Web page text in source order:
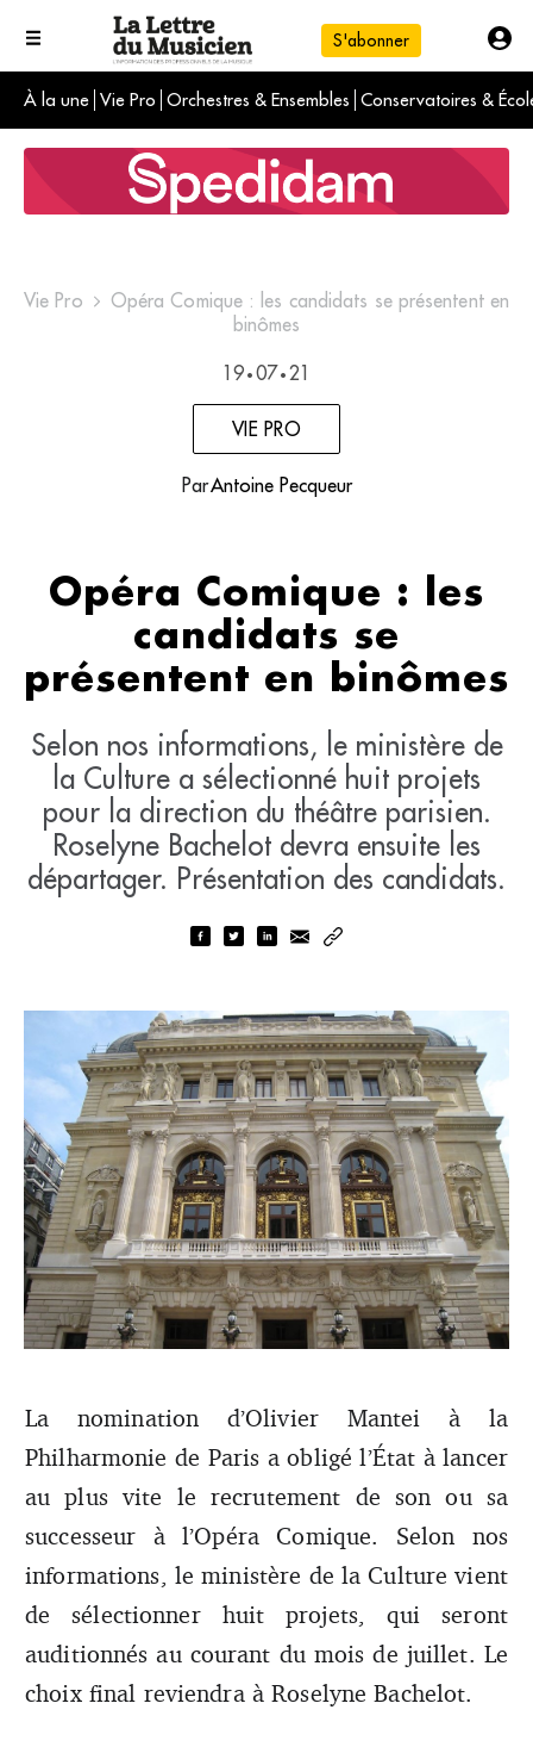
S'abonner
À la une Vie Pro Orchestres & Ensembles Conservatoires &
L'info du jour
Le numéro du mois
International
Vie Pro
Opéra Comique : les candidats se présentent en
binômes
19 • 07 • 21
VIE PRO
ParAntoine Pecqueur
Opéra Comique : les
candidats se
présentent en binômes
Selon nos informations, le ministère de
la Culture a sélectionné huit projets
pour la direction du théâtre parisien.
Roselyne Bachelot devra ensuite les
départager. Présentation des candidats.
Théâtre national de l'Opéra-Comique / DR
La nomination d’Olivier Mantei à la
Philharmonie de Paris a obligé l’État à lancer
au plus vite le recrutement de son ou sa
successeur à l’Opéra Comique. Selon nos
informations, le ministère de la Culture vient
de sélectionner huit projets, qui seront
auditionnés au courant du mois de juillet. Le
choix final reviendra à Roselyne Bachelot.